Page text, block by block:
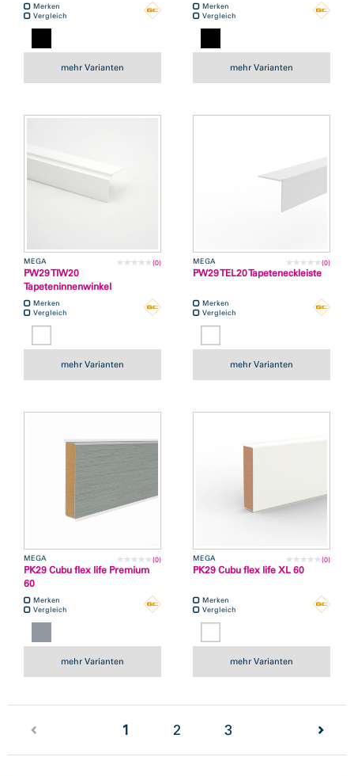
Merken
Vergleich
mehr Varianten
Merken
Vergleich
mehr Varianten
MEGA (0)
PW29 TIW20
Tapeteninnenwinkel
Merken
Vergleich
mehr Varianten
MEGA (0)
PW29 TEL20 Tapeteneckleiste
Merken
Vergleich
mehr Varianten
MEGA (0)
PK29 Cubu flex life Premium
60
Merken
Vergleich
mehr Varianten
MEGA (0)
PK29 Cubu flex life XL 60
Merken
Vergleich
mehr Varianten
1 (current)
2 3